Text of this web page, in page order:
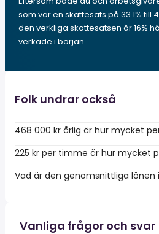
som var en skattesats på 33.1% till
den verkliga skattesatsen är 16%
verkade i början.
Folk undrar också
468 000 kr årlig är hur mycket
225 kr per timme är hur mycket
Vad är den genomsnittliga lönen
Vanliga frågor och svar